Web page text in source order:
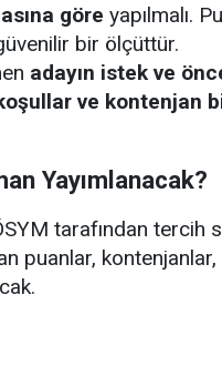
göre yapılmalı.
bir ölçüttür.
adayın istek ve
ve kontenjan
Yayımlanacak?
tarafından tercih
puanlar,